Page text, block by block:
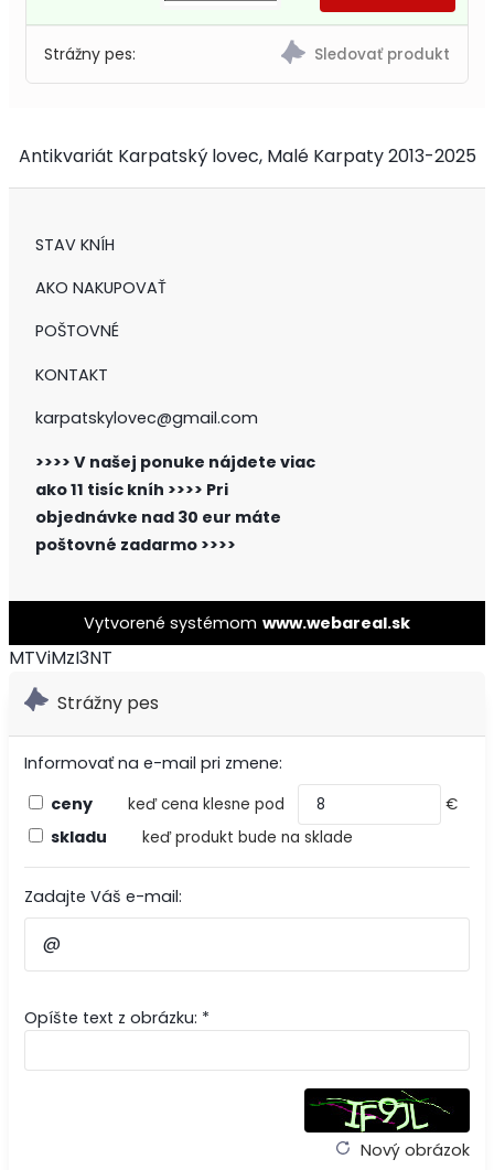
Strážny pes:
Antikvariát Karpatský lovec, Malé Karpaty 2013-2025
STAV KNÍH
AKO NAKUPOVAŤ
POŠTOVNÉ
KONTAKT
karpatskylovec@gmail.com
>>>> V našej ponuke nájdete viac
ako 11 tisíc kníh >>>> Pri
objednávke nad 30 eur máte
poštovné zadarmo >>>>
Vytvorené systémom www.webareal.sk
MTViMzI3NT
Strážny pes
Informovať na e-mail pri zmene:
ceny
keď cena klesne pod €
skladu keď produkt bude na sklade
Zadajte Váš e-mail:
Opíšte text z obrázku: *
Nový obrázok